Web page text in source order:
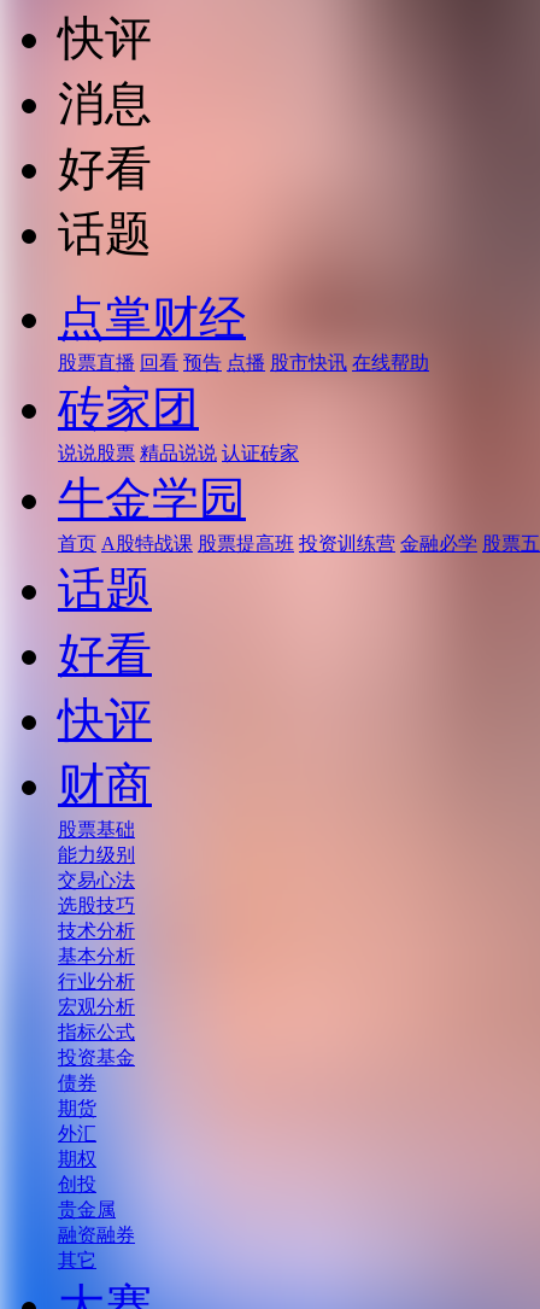
快评
消息
好看
话题
点掌财经
股票直播 回看 预告 点播 股市快讯 在线帮助
砖家团
说说股票 精品说说 认证砖家
牛金学园
首页 A股特战课 股票提高班 投资训练营 金融必学 股票
话题
好看
快评
财商
股票基础
能力级别
交易心法
选股技巧
技术分析
基本分析
行业分析
宏观分析
指标公式
投资基金
债券
期货
外汇
期权
创投
贵金属
融资融券
其它